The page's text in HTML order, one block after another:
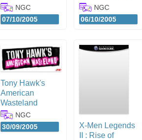
NGC
07/10/2005
NGC
06/10/2005
Tony Hawk's
American
Wasteland
NGC
30/09/2005
X-Men Legends
II : Rise of